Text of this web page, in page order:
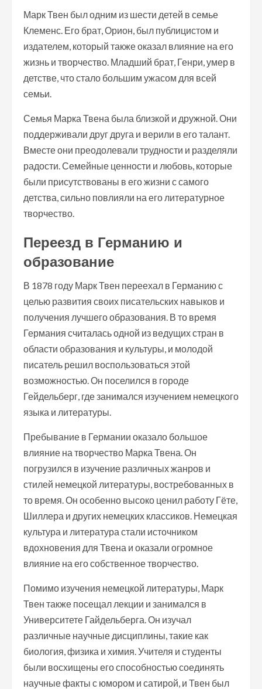
Марк Твен был одним из шести детей в семье
Клеменс. Его брат, Орион, был публицистом и
издателем, который также оказал влияние на его
жизнь и творчество. Младший брат, Генри, умер в
детстве, что стало большим ужасом для всей
семьи.
Семья Марка Твена была близкой и дружной. Они
поддерживали друг друга и верили в его талант.
Вместе они преодолевали трудности и разделяли
радости. Семейные ценности и любовь, которые
были присутствованы в его жизни с самого
детства, сильно повлияли на его литературное
творчество.
Переезд в Германию и
образование
В 1878 году Марк Твен переехал в Германию с
целью развития своих писательских навыков и
получения лучшего образования. В то время
Германия считалась одной из ведущих стран в
области образования и культуры, и молодой
писатель решил воспользоваться этой
возможностью. Он поселился в городе
Гейдельберг, где занимался изучением немецкого
языка и литературы.
Пребывание в Германии оказало большое
влияние на творчество Марка Твена. Он
погрузился в изучение различных жанров и
стилей немецкой литературы, востребованных в
то время. Он особенно высоко ценил работу Гёте,
Шиллера и других немецких классиков. Немецкая
культура и литература стали источником
вдохновения для Твена и оказали огромное
влияние на его собственное творчество.
Помимо изучения немецкой литературы, Марк
Твен также посещал лекции и занимался в
Университете Гайдельберга. Он изучал
различные научные дисциплины, такие как
биология, физика и химия. Учителя и студенты
были восхищены его способностью соединять
научные факты с юмором и сатирой, и Твен был